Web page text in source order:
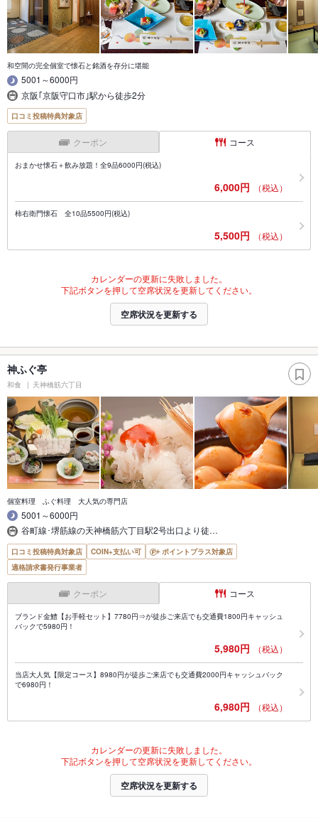
和空間の完全個室で懐石と銘酒を存分に堪能
5001～6000円
京阪｢京阪守口市｣駅から徒歩2分
口コミ投稿特典対象店
クーポン コース
おまかせ懐石＋飲み放題！全9品6000円(税込)
6,000円 （税込）
柿右衛門懐石 全10品5500円(税込)
5,500円 （税込）
カレンダーの更新に失敗しました。
下記ボタンを押して空席状況を更新してください。
空席状況を更新する
神ふぐ亭
和食 天神橋筋六丁目
個室料理 ふぐ料理 大人気の専門店
5001～6000円
谷町線･堺筋線の天神橋筋六丁目駅2号出口より徒…
口コミ投稿特典対象店 COIN+支払い可
ポイントプラス対象店
適格請求書発行事業者
クーポン コース
ブランド金鱧【お手軽セット】7780円⇒が徒歩ご来店でも交通費1800円キャッシュ
バックで5980円！
5,980円 （税込）
当店大人気【限定コース】8980円が徒歩ご来店でも交通費2000円キャッシュバック
で6980円！
6,980円 （税込）
カレンダーの更新に失敗しました。
下記ボタンを押して空席状況を更新してください。
空席状況を更新する